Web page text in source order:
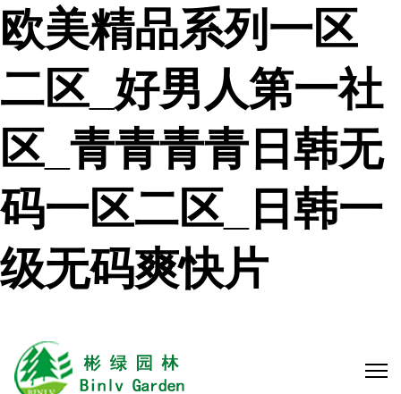
欧美精品系列一区
二区_好男人第一社
区_青青青青日韩无
码一区二区_日韩一
级无码爽快片